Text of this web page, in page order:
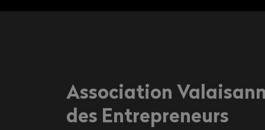
Association
des Entrepreneurs